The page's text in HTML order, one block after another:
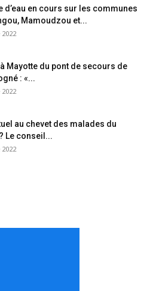
d’eau en cours sur les communes
Mamoudzou et...
Mayotte du pont de secours de
: «...
au chevet des malades du
Le conseil...